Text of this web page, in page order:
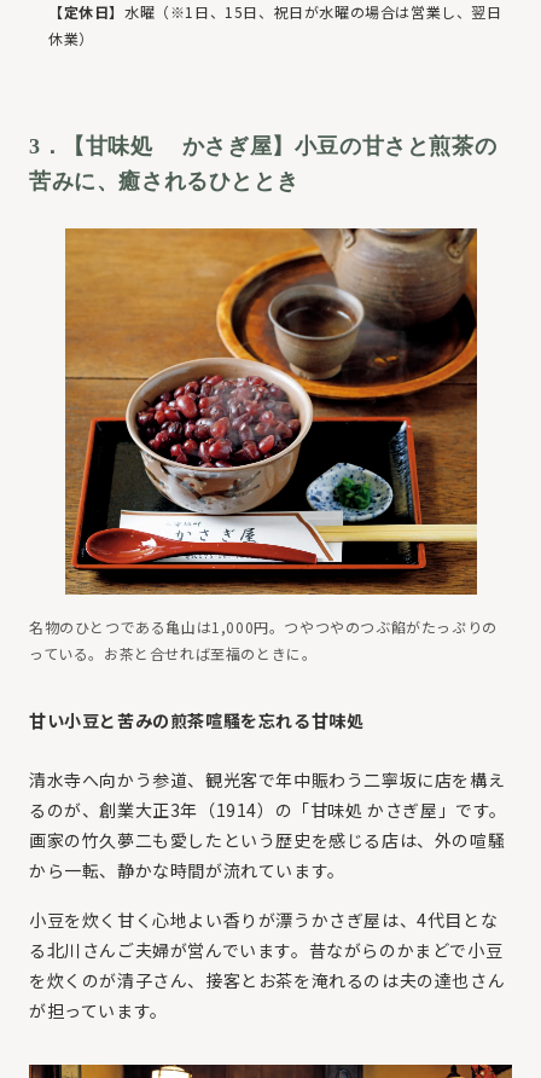
【定休日】 水曜（※1日、15日、祝日が水曜の場合は営業し、翌日
休業）
3．【甘味処 かさぎ屋】小豆の甘さと煎茶の
苦みに、癒されるひととき
名物のひとつである亀山は1,000円。つやつやのつぶ餡がたっぷりの
っている。お茶と合せれば至福のときに。
甘い小豆と苦みの煎茶喧騒を忘れる甘味処
清水寺へ向かう参道、観光客で年中賑わう二寧坂に店を構え
るのが、創業大正3年（1914）の「甘味処 かさぎ屋」です。
画家の竹久夢二も愛したという歴史を感じる店は、外の喧騒
から一転、静かな時間が流れています。
小豆を炊く甘く心地よい香りが漂うかさぎ屋は、4代目とな
る北川さんご夫婦が営んでいます。昔ながらのかまどで小豆
を炊くのが清子さん、接客とお茶を淹れるのは夫の達也さん
が担っています。